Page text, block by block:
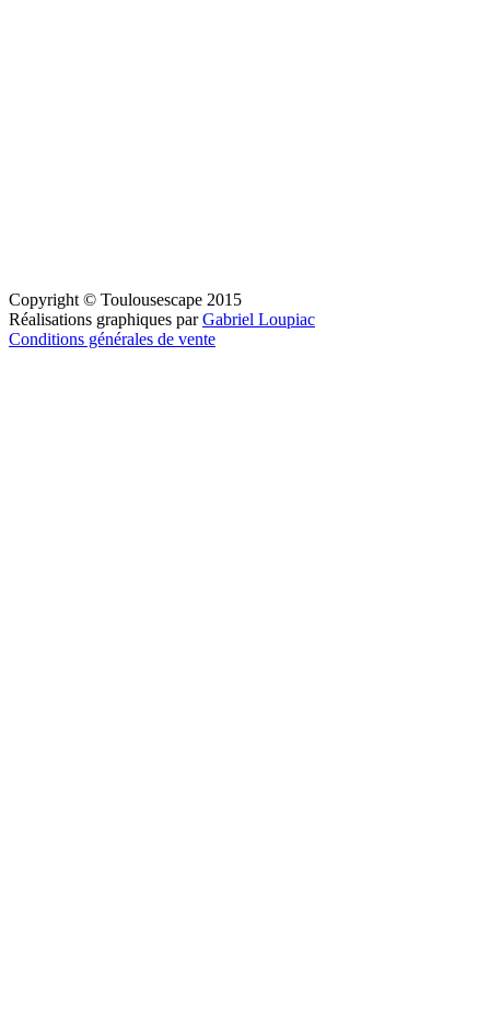
Copyright © Toulousescape 2015
Réalisations graphiques parGabriel Loupiac
Conditions générales de vente